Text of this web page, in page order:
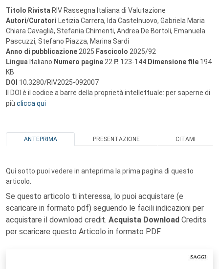
Titolo Rivista RIV Rassegna Italiana di Valutazione
Autori/Curatori Letizia Carrera, Ida Castelnuovo, Gabriela Maria
Chiara Cavaglià, Stefania Chimenti, Andrea De Bortoli, Emanuela
Pascuzzi, Stefano Piazza, Marina Sardi
Anno di pubblicazione 2025 Fascicolo 2025/92
Lingua Italiano Numero pagine 22 P. 123-144 Dimensione file 194
KB
DOI 10.3280/RIV2025-092007
Il DOI è il codice a barre della proprietà intellettuale: per saperne di
più clicca qui
ANTEPRIMA PRESENTAZIONE CITAMI
Qui sotto puoi vedere in anteprima la prima pagina di questo
articolo.
Se questo articolo ti interessa, lo puoi acquistare (e
scaricare in formato pdf) seguendo le facili indicazioni per
acquistare il download credit. Acquista Download Credits
per scaricare questo Articolo in formato PDF